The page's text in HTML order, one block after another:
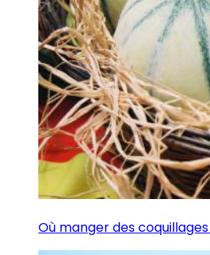
Où manger des